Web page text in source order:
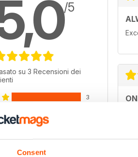
Consent
/5
su 3 Recensioni dei
3